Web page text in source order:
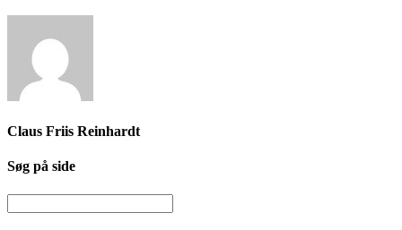
Claus Friis Reinhardt
Søg på side